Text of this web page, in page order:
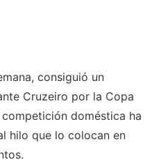
consiguió un
Cruzeiro por la Copa
doméstica ha
hilo que lo colocan en